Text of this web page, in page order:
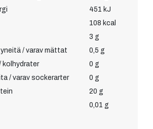
451 kJ
108 kcal
3 g
/ varav mättat
0,5 g
kolhydrater
0 g
/ varav sockerarter
0 g
20 g
0,01 g